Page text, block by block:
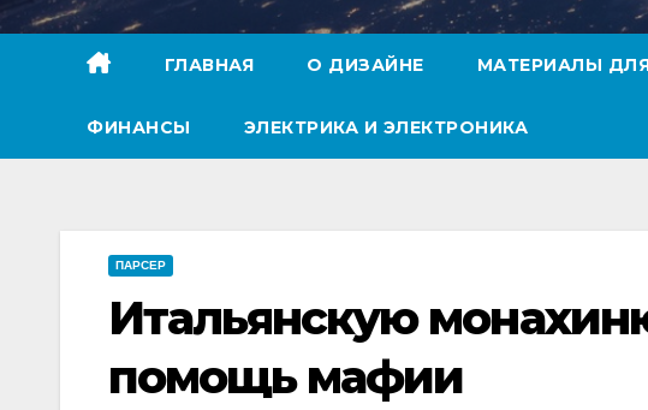
ГЛАВНАЯ О ДИЗАЙНЕ МАТЕРИАЛЫ
ФИНАНСЫ ЭЛЕКТРИКА И ЭЛЕКТРОНИКА
ПАРСЕР
Итальянскую
помощь мафии